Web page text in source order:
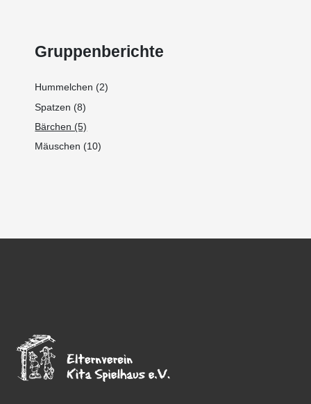
Gruppenberichte
Hummelchen (2)
Spatzen (8)
Bärchen (5)
Mäuschen (10)